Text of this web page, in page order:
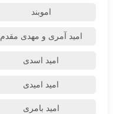
اموبند
امید آمری و مهدی مقدم
امید اسدی
امید امیدی
امید بامری